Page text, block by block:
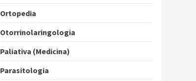
Ortopedia
Otorrinolaringologia
Paliativa (Medicina)
Parasitologia